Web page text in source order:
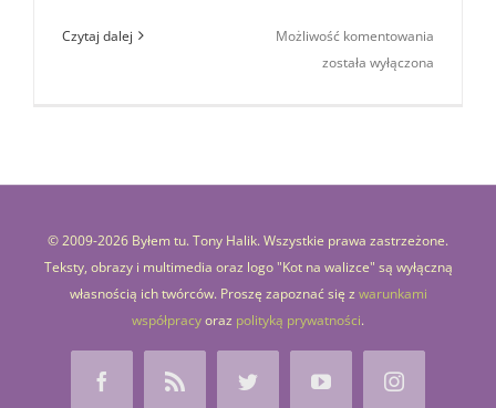
Czytaj dalej Możliwość komentowania
została wyłączona
© 2009-2026 Byłem tu. Tony Halik. Wszystkie prawa zastrzeżone.
Teksty, obrazy i multimedia oraz logo "Kot na walizce" są wyłączną
własnością ich twórców. Proszę zapoznać się z warunkami
współpracyoraz polityką prywatności.
FacebookRss Twitter YouTubeInstagram